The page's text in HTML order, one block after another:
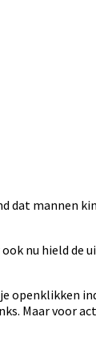
dat mannen
nu hield de
Maar voor